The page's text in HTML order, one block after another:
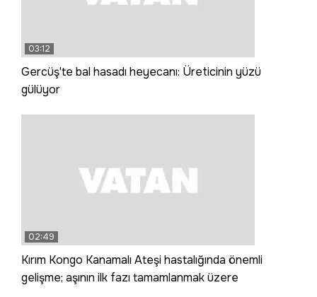
03:12
Gercüş'te bal hasadı heyecanı: Üreticinin yüzü
gülüyor
02:49
Kırım Kongo Kanamalı Ateşi hastalığında önemli
gelişme; aşının ilk fazı tamamlanmak üzere